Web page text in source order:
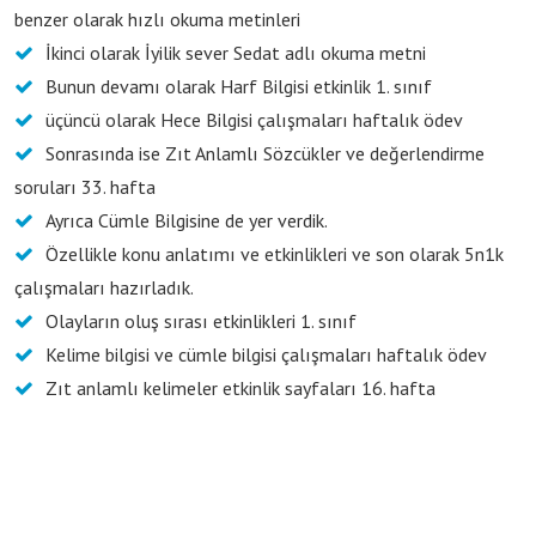
benzer olarak hızlı okuma metinleri
İkinci olarak İyilik sever Sedat adlı okuma metni
Bunun devamı olarak Harf Bilgisi etkinlik 1. sınıf
üçüncü olarak Hece Bilgisi çalışmaları haftalık ödev
Sonrasında ise Zıt Anlamlı Sözcükler ve değerlendirme
soruları 33. hafta
Ayrıca Cümle Bilgisine de yer verdik.
Özellikle konu anlatımı ve etkinlikleri ve son olarak 5n1k
çalışmaları hazırladık.
Olayların oluş sırası etkinlikleri 1. sınıf
Kelime bilgisi ve cümle bilgisi çalışmaları haftalık ödev
Zıt anlamlı kelimeler etkinlik sayfaları 16. hafta